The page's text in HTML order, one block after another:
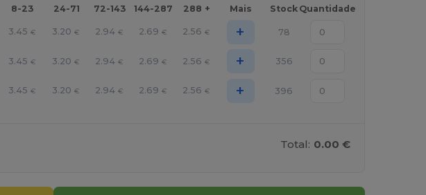
8-23 24-71 72-143 144-287 288 + Mais Stock Quantidade
3.45 € 3.20 € 2.94 € 2.69 € 2.56 € + 78
3.45 € 3.20 € 2.94 € 2.69 € 2.56 € + 356
3.45 € 3.20 € 2.94 € 2.69 € 2.56 € + 396
Total: 0.00 €